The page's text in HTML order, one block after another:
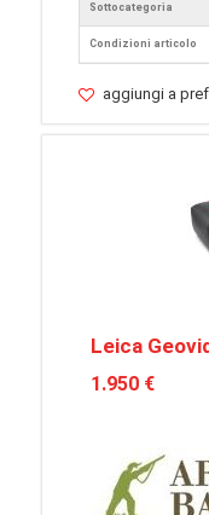
Sottocategoria
Condizioni articolo
aggiungi a
Leica
1.950 €